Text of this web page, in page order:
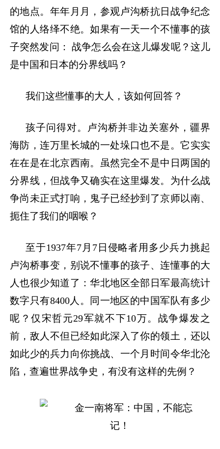
的地点。年年月月，参观卢沟桥抗日战争纪念
馆的人络绎不绝。如果有一天一个不懂事的孩
子突然发问： 战争怎么会在这儿爆发呢？这儿
是中国和日本的分界线吗？
我们这些懂事的大人，该如何回答？
孩子问得对。卢沟桥并非边关塞外，疆界
海防，连万里长城的一处垛口也不是。它实实
在在是在北京西南。虽然完全不是中日两国的
分界线，但战争又确实在这里爆发。为什么战
争尚未正式打响，鬼子已经抄到了京师以南、
扼住了我们的咽喉？
至于1937年7月7日侵略者用多少兵力挑起
卢沟桥事变，别说不懂事的孩子、连懂事的大
人也很少知道了：华北地区全部日军最高统计
数字只有8400人。同一地区的中国军队有多少
呢？仅宋哲元29军就不下10万。战争爆发之
前，敌人不但已经如此深入了你的领土，还以
如此少的兵力向你挑战、一个月时间令华北沦
陷，查遍世界战争史，有没有这样的先例？